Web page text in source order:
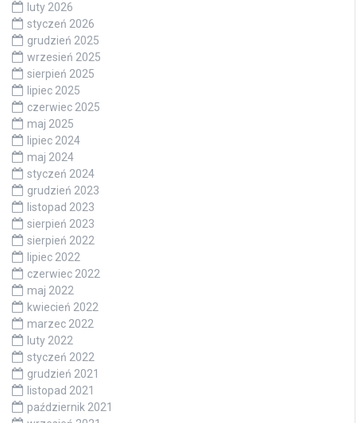
luty 2026
styczeń 2026
grudzień 2025
wrzesień 2025
sierpień 2025
lipiec 2025
czerwiec 2025
maj 2025
lipiec 2024
maj 2024
styczeń 2024
grudzień 2023
listopad 2023
sierpień 2023
sierpień 2022
lipiec 2022
czerwiec 2022
maj 2022
kwiecień 2022
marzec 2022
luty 2022
styczeń 2022
grudzień 2021
listopad 2021
październik 2021